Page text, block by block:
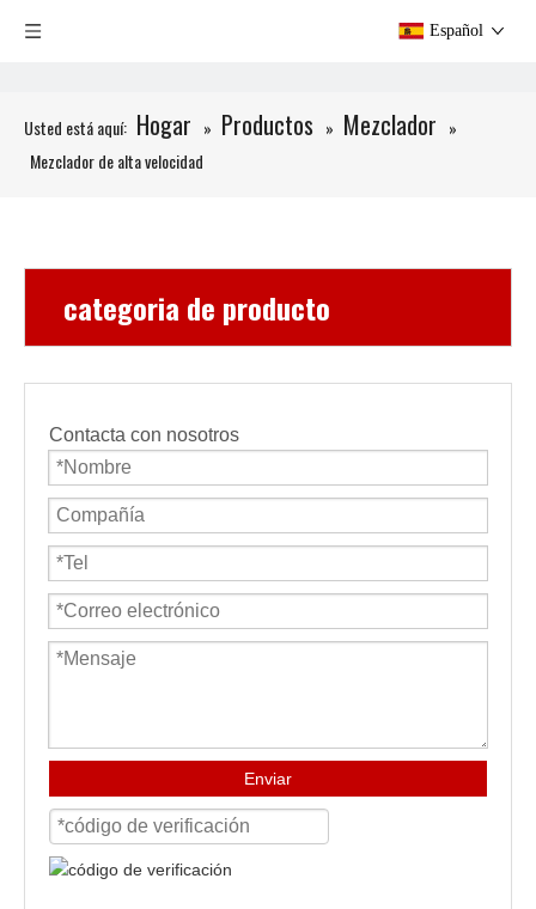
Español
Usted está aquí: Hogar » Productos » Mezclador »
Mezclador de alta velocidad
categoria de producto
Contacta con nosotros
Enviar